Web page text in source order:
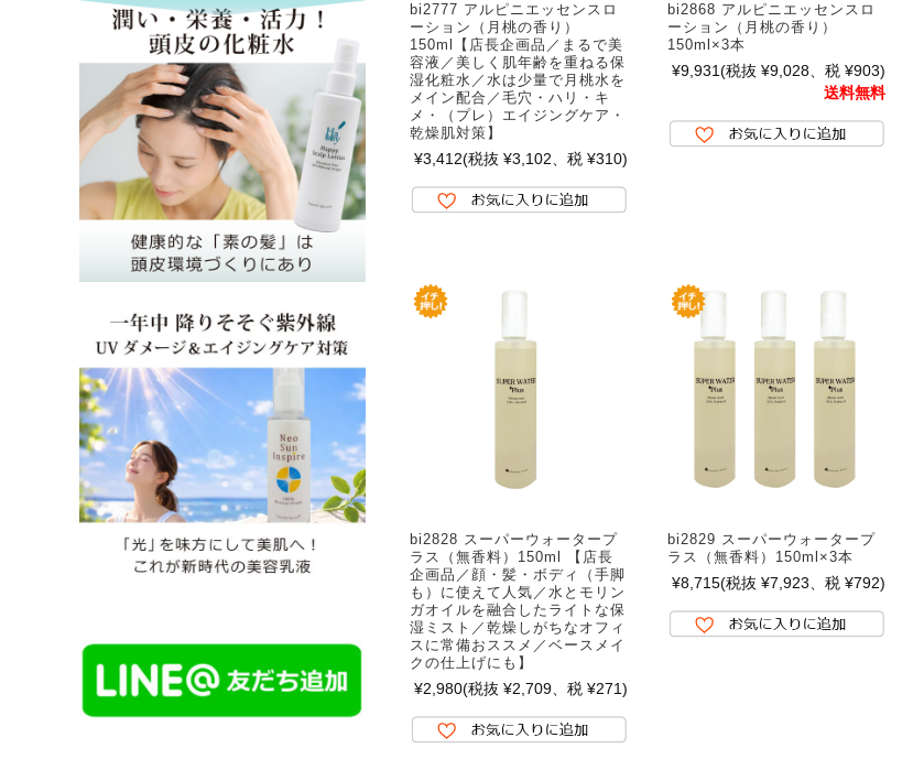
bi2777 アルピニエッセンスロ
ーション（月桃の香り）
150ml【店長企画品／まるで美
容液／美しく肌年齢を重ねる保
湿化粧水／水は少量で月桃水を
メイン配合／毛穴・ハリ・キ
メ・（プレ）エイジングケア・
乾燥肌対策】
¥3,412(税抜 ¥3,102、税 ¥310)
bi2868 アルピニエッセンスロ
ーション（月桃の香り）
150ml×3本
¥9,931(税抜 ¥9,028、税 ¥903)
送料無料
bi2828 スーパーウォータープ
ラス（無香料）150ml 【店長
企画品／顔・髪・ボディ（手脚
も）に使えて人気／水とモリン
ガオイルを融合したライトな保
湿ミスト／乾燥しがちなオフィ
スに常備おススメ／ベースメイ
クの仕上げにも】
¥2,980(税抜 ¥2,709、税 ¥271)
bi2829 スーパーウォータープ
ラス（無香料）150ml×3本
¥8,715(税抜 ¥7,923、税 ¥792)